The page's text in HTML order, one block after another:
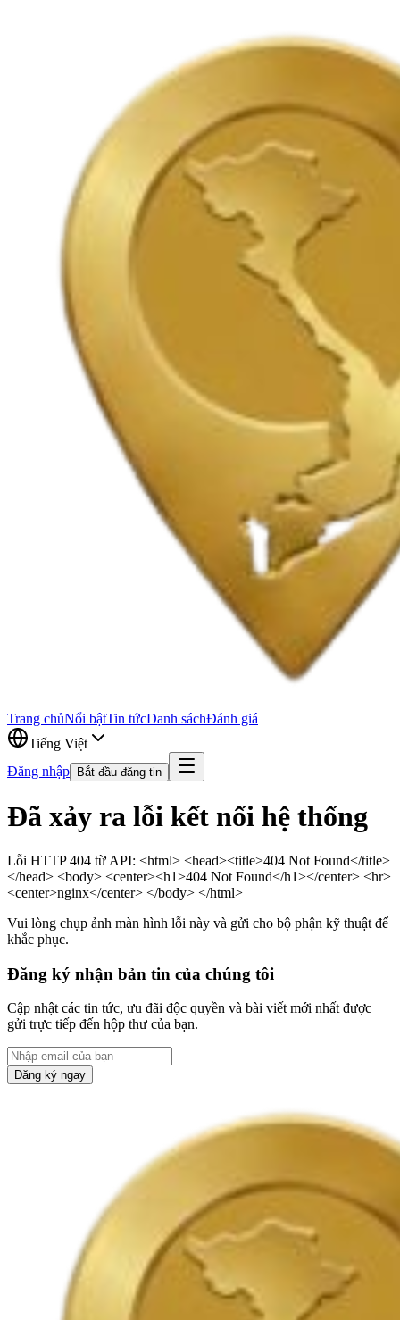
Trang chủNổi bậtTin tứcDanh sáchĐánh giá
Tiếng Việt
Đăng nhập
Bắt đầu đăng tin
Đã xảy ra lỗi kết nối hệ thống
Lỗi HTTP 404 từ API: <html> <head><title>404 Not Found</title>
</head> <body> <center><h1>404 Not Found</h1></center> <hr>
<center>nginx</center> </body> </html>
Vui lòng chụp ảnh màn hình lỗi này và gửi cho bộ phận kỹ thuật để
khắc phục.
Đăng ký nhận bản tin của chúng tôi
Cập nhật các tin tức, ưu đãi độc quyền và bài viết mới nhất được
gửi trực tiếp đến hộp thư của bạn.
Đăng ký ngay